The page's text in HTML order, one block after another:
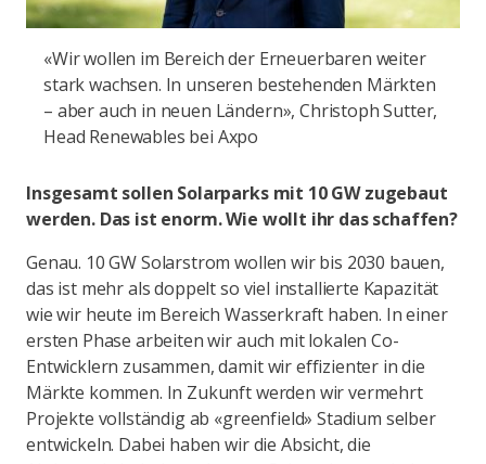
«Wir wollen im Bereich der Erneuerbaren weiter
stark wachsen. In unseren bestehenden Märkten
– aber auch in neuen Ländern», Christoph Sutter,
Head Renewables bei Axpo
Insgesamt sollen Solarparks mit 10 GW zugebaut
werden. Das ist enorm. Wie wollt ihr das schaffen?
Genau. 10 GW Solarstrom wollen wir bis 2030 bauen,
das ist mehr als doppelt so viel installierte Kapazität
wie wir heute im Bereich Wasserkraft haben. In einer
ersten Phase arbeiten wir auch mit lokalen Co-
Entwicklern zusammen, damit wir effizienter in die
Märkte kommen. In Zukunft werden wir vermehrt
Projekte vollständig ab «greenfield» Stadium selber
entwickeln. Dabei haben wir die Absicht, die